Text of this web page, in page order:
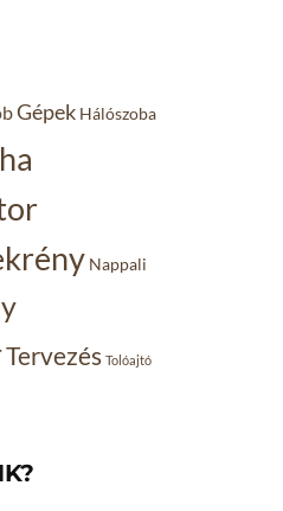
Gépek Hálószoba
Nappali
Tervezés Tolóajtó